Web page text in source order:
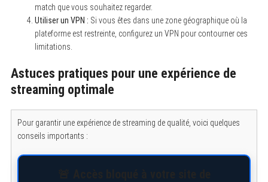
match que vous souhaitez regarder.
Utiliser un VPN : Si vous êtes dans une zone géographique où la
plateforme est restreinte, configurez un VPN pour contourner ces
limitations.
Astuces pratiques pour une expérience de
streaming optimale
Pour garantir une expérience de streaming de qualité, voici quelques
conseils importants :